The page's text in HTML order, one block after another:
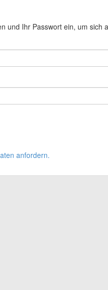
und Ihr Passwort ein, um sich
anfordern.